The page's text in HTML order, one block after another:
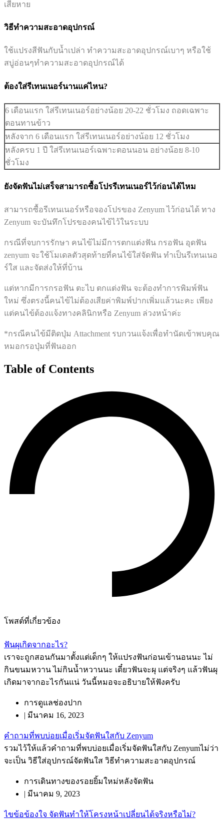
เสียหาย
วิธีทำความสะอาดอุปกรณ์
ใช้แปรงสีฟันกับน้ำเปล่า ทำความสะอาดอุปกรณ์เบาๆ หรือใช้
สบู่อ่อนๆทำความสะอาดอุปกรณ์ได้
ต้องใส่รีเทนเนอร์นานแค่ไหน?
6 เดือนแรก ใส่รีเทนเนอร์อย่างน้อย 20-22 ชั่วโมง ถอดเฉพาะ
ตอนทานข้าว
หลังจาก 6 เดือนแรก ใส่รีเทนเนอร์อย่างน้อย 12 ชั่วโมง
หลังครบ 1 ปี ใส่รีเทนเนอร์เฉพาะตอนนอน อย่างน้อย 8-10
ชั่วโมง
ยังจัดฟันไม่เสร็จสามารถซื้อโปรรีเทนเนอร์ไว้ก่อนได้ไหม
สามารถซื้อรีเทนเนอร์หรือจองโปรของ Zenyum ไว้ก่อนได้ ทาง
Zenyum จะบันทึกโปรของคนไข้ไว้ในระบบ
กรณีที่จบการรักษา คนไข้ไม่มีการตกแต่งฟัน กรอฟัน อุดฟัน
zenyum จะใช้โมเดลตัวสุดท้ายที่คนไข้ใส่จัดฟัน ทำเป็นรีเทนเนอ
ร์ใส และจัดส่งให้ที่บ้าน
แต่หากมีการกรอฟัน ตะไบ ตกแต่งฟัน จะต้องทำการพิมพ์ฟัน
ใหม่ ซึ่งตรงนี้คนไข้ไม่ต้องเสียค่าพิมพ์ปากเพิ่มแล้วนะคะ เพียง
แต่คนไข้ต้องเเจ้งทางคลินิกหรือ Zenyum ล่วงหน้าค่ะ
*กรณีคนไข้มีติดปุ่ม Attachment รบกวนแจ้งเพื่อทำนัดเข้าพบคุณ
หมอกรอปุ่มที่ฟันออก
Table of Contents
โพสต์ที่เกี่ยวข้อง
ฟันผุเกิดจากอะไร?
เราจะถูกสอนกันมาตั้งแต่เด็กๆ ให้แปรงฟันก่อนเข้านอนนะ ไม่
กินขนมหวาน ไม่กินน้ำหวานนะ เดี๋ยวฟันจะผุ แต่จริงๆ แล้วฟันผุ
เกิดมาจากอะไรกันแน่ วันนี้หมอจะอธิบายให้ฟังครับ
การดูแลช่องปาก
| มีนาคม 16, 2023
คำถามที่พบบ่อยเมื่อเริ่มจัดฟันใสกับ Zenyum
รวมไว้ให้แล้วคำถามที่พบบ่อยเมื่อเริ่มจัดฟันใสกับ Zenyumไม่ว่า
จะเป็น วิธีใส่อุปกรณ์จัดฟันใส วิธีทำความสะอาดอุปกรณ์
การเดินทางของรอยยิ้มใหม่หลังจัดฟัน
| มีนาคม 9, 2023
ไขข้อข้องใจ จัดฟันทำให้โครงหน้าเปลี่ยนได้จริงหรือไม่?